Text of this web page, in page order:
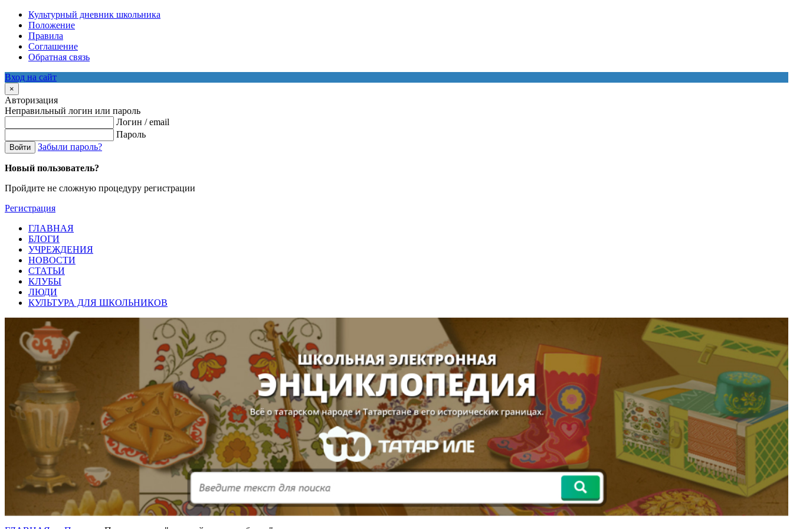
Культурный дневник школьника
Положение
Правила
Соглашение
Обратная связь
Вход на сайт
×
Авторизация
Неправильный логин или пароль
Логин / email
Пароль
Войти Забыли пароль?
Новый пользователь?
Пройдите не сложную процедуру регистрации
Регистрация
ГЛАВНАЯ
БЛОГИ
УЧРЕЖДЕНИЯ
НОВОСТИ
СТАТЬИ
КЛУБЫ
ЛЮДИ
КУЛЬТУРА ДЛЯ ШКОЛЬНИКОВ